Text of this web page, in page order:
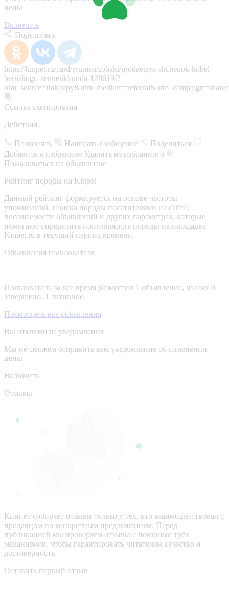
цены
Включить
Поделиться
https://kinpet.ru/card/tyumen/sobaki/prodaetsya-shchenok-kobel-
bernskogo-zennenkhunda-128619/?
Ссылка скопирована
Действия
Позвонить Написать сообщение
Поделиться
Добавить в избранное Удалить из избранного
Пожаловаться на объявление
Рейтинг породы на Kinpet
Данный рейтинг формируется на основе частоты
упоминаний, поиска породы посетителями на сайте,
посещаемости объявлений и других параметрах, которые
помогают определить популярность породы на площадке
Kinpet.ru в текущий период времени.
Объявления пользователя
Пользователь за все время разместил 1 объявление, из них 0
завершено, 1 активное.
Посмотреть все объявления
Вы отключили уведомления
Мы не сможем отправить вам уведомление об изменении
цены
Включить
Отзывы
Кинпет собирает отзывы только у тех, кто взаимодействовал с
продавцом по конкретным предложениям. Перед
публикацией мы проверяем отзывы с помощью трёх
механизмов, чтобы гарантировать читателям качество и
достоверность
Оставить первый отзыв